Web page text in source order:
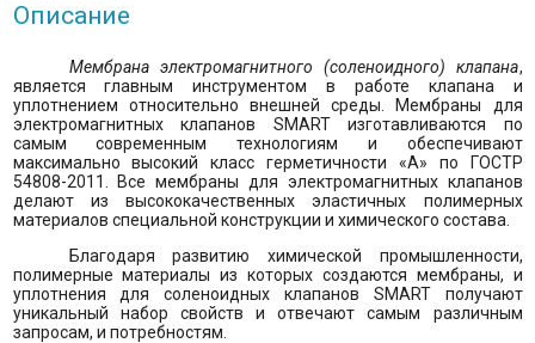
Описание
Мембрана электромагнитного (соленоидного) клапана,
является главным инструментом в работе клапана и
уплотнением относительно внешней среды. Мембраны для
электромагнитных клапанов SMARTизготавливаются по
самым современным технологиям и обеспечивают
максимально высокий класс герметичности «А» по ГОСТР
54808-2011. Все мембраны для электромагнитных клапанов
делают из высококачественных эластичных полимерных
материалов специальной конструкции и химического состава.
Благодаря развитию химической промышленности,
полимерные материалы из которых создаются мембраны, и
уплотнения для соленоидных клапанов SMARTполучают
уникальный набор свойств и отвечают самым различным
запросам, и потребностям.